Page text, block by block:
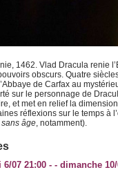
1462. Vlad Dracula renie
obscurs. Quatre
de Carfax au
sur le personnage de
et met en relief la
réflexions sur le temps à
sans âge, notamment).
07 21:00 - - dimanche 10/